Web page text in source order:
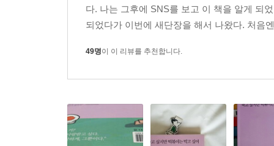
다. 나는 그후에 SNS를 보고 이 책을 알게 되
되었다가 이번에 새단장을 해서 나왔다. 처음
49명이 이 리뷰를 추천합니다.